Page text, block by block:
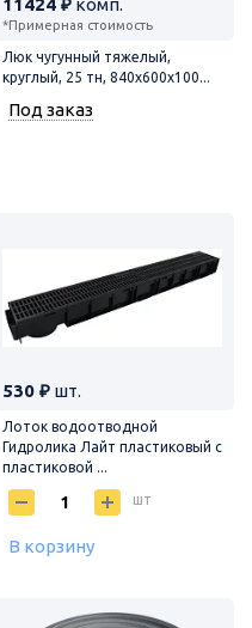
*Примерная стоимость
Люк чугунный тяжелый,
круглый, 25 тн, 840х600х100...
Под заказ
530 ₽ шт.
Лоток водоотводной
Гидролика Лайт пластиковый с
пластиковой ...
шт
В корзину